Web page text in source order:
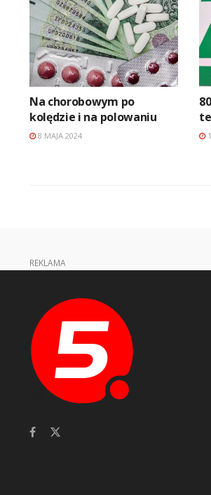
Na chorobowym po
kolędzie i na polowaniu
8 MAJA 2024
REKLAMA